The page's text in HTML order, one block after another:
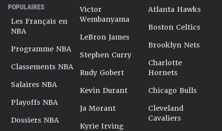
POPULAIRES
Les Français en
NBA
Programme NBA
Classements NBA
Salaires NBA
Playoffs NBA
Dossiers NBA
Victor
Wembanyama
LeBron James
Stephen Curry
Rudy Gobert
Kevin Durant
Ja Morant
Kyrie Irving
Atlanta Hawks
Boston Celtics
Brooklyn Nets
Charlotte
Hornets
Chicago Bulls
Cleveland
Cavaliers